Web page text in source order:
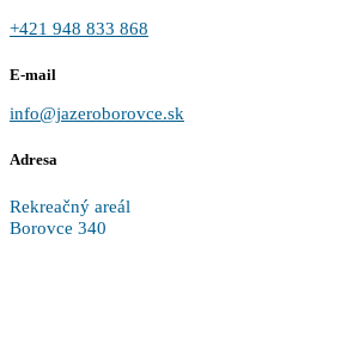
+421 948 833 868
E-mail
info@jazeroborovce.sk
Adresa
Rekreačný areál
Borovce 340